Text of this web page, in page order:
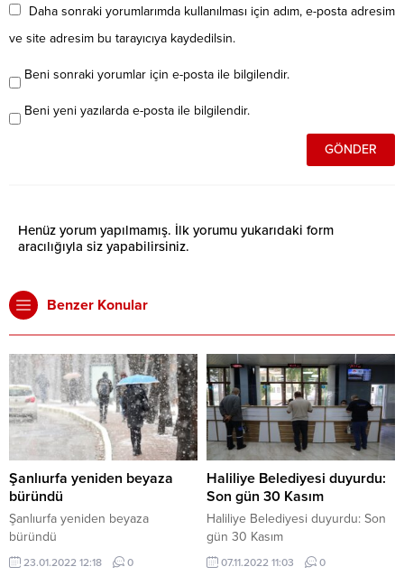
Daha sonraki yorumlarımda kullanılması için adım, e-posta adresim
ve site adresim bu tarayıcıya kaydedilsin.
Beni sonraki yorumlar için e-posta ile bilgilendir.
Beni yeni yazılarda e-posta ile bilgilendir.
Henüz yorum yapılmamış. İlk yorumu yukarıdaki form
aracılığıyla siz yapabilirsiniz.
Benzer Konular
Şanlıurfa yeniden beyaza
büründü
Şanlıurfa yeniden beyaza
büründü
23.01.2022 12:18 0
Haliliye Belediyesi duyurdu:
Son gün 30 Kasım
Haliliye Belediyesi duyurdu: Son
gün 30 Kasım
07.11.2022 11:03 0